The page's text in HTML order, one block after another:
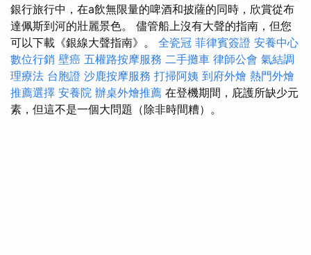
銀行旅行中，在a飲無限量的啤酒和披薩的同時，欣賞從布
達佩斯到河的壯麗景色。 儘管船上沒有大聲的​​指南，但您
可以下載《銀線大聲指南》。 全瓷冠 菲律賓簽證 安養中心
數位行銷 壁癌 五權路按摩服務 二手攤車 律師公會 氣結調
理療法 台胞證 沙鹿按摩服務 打掃阿姨 到府外燴 熱門外燴
推薦選擇 安養院 辦桌外燴推薦 在登機期間，庇護所缺少元
素，但這不是一個大問題（除非時間糟）。